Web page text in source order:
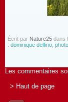
Écrit par Nature25 dans
: dominique delfino
Les commentaires
> Haut de page